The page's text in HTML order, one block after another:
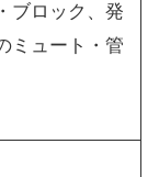
ブロック、発
ミュート・管